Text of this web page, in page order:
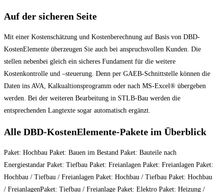
Auf der sicheren Seite
Mit einer Kostenschätzung und Kostenberechnung auf Basis von DBD-
KostenElemente überzeugen Sie auch bei anspruchsvollen Kunden. Die
stellen nebenbei gleich ein sicheres Fundament für die weitere
Kostenkontrolle und –steuerung. Denn per GAEB-Schnittstelle können die
Daten ins AVA, Kalkualtionsprogramm oder nach MS-Excel® übergeben
werden. Bei der weiteren Bearbeitung in STLB-Bau werden die
entsprechenden Langtexte sogar automatisch ergänzt.
Alle DBD-KostenElemente-Pakete im Überblick
Paket: Hochbau Paket: Bauen im Bestand Paket: Bauteile nach
Energiestandar Paket: Tiefbau Paket: Freianlagen Paket: Freianlagen Paket:
Hochbau / Tiefbau / Freianlagen Paket: Hochbau / Tiefbau Paket: Hochbau
/ FreianlagenPaket: Tiefbau / Freianlage Paket: Elektro Paket: Heizung /